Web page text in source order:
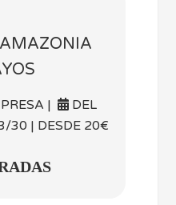
|
DEL
30 | DESDE 20€